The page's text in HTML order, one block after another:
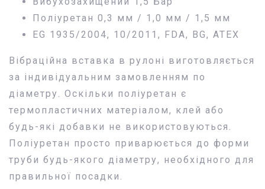
Поліуретан 0,3 мм / 1,0 мм / 1,5 мм
EG 1935/2004, 10/2011, FDA, BG, ATEX
Вібраційна вставка в рулоні виготовляється
за індивідуальним замовленням по
діаметру. Оскільки поліуретан є
термопластичних матеріалом, клей або
будь-які добавки не використовуються.
Поліуретан просто приварюється до форми
труби будь-якого діаметру, необхідного для
правильної посадки.